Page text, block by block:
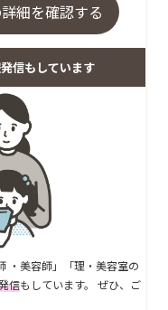
細を確認する
信もしています
・美容師」「理・美容室の
信もしています。 ぜひ、ご